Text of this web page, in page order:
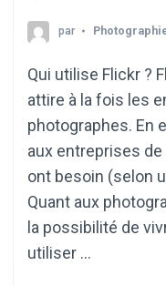
par
Qui utilise Flickr ?
attire à la fois les
photographes. En
aux entreprises
ont besoin (selon
Quant aux
la possibilité de
utiliser …